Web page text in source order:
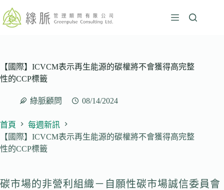
至
容【國際】ICVCM表示再生能源的碳權將不會獲得高完整
性的CCP標籤
綠脈顧問 08/14/2024
首頁
每週新訊
【國際】ICVCM表示再生能源的碳權將不會獲得高完整
性的CCP標籤
碳市場的非營利組織－自願性碳市場誠信委員會